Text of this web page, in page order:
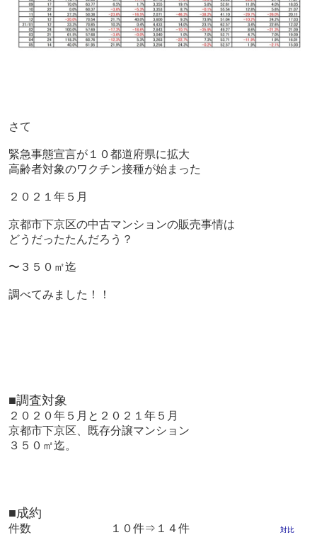
さて
緊急事態宣言が１０都道府県に拡大
高齢者対象のワクチン接種が始まった
２０２１年５月
京都市下京区の中古マンションの販売事情は
どうだったたんだろう？
〜３５０㎡迄
調べてみました！！
■調査対象
２０２０年５月と２０２１年５月
京都市下京区、既存分譲マンション
３５０㎡迄。
■成約
件数 １０件⇒１４件
対比